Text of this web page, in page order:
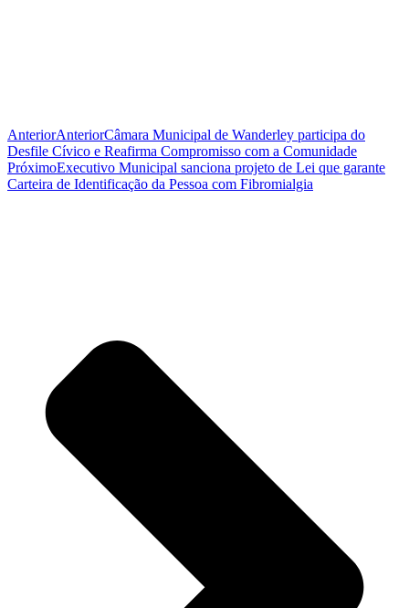
AnteriorAnteriorCâmara Municipal de Wanderley participa do
Desfile Cívico e Reafirma Compromisso com a Comunidade
PróximoExecutivo Municipal sanciona projeto de Lei que garante
Carteira de Identificação da Pessoa com Fibromialgia